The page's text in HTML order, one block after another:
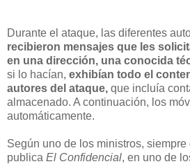
Durante el ataque, las diferentes
recibieron mensajes que les
en una dirección, una conocida
si lo hacían, exhibían todo el
autores del ataque, que incluía
almacenado. A continuación, los
automáticamente.
Según uno de los ministros,
publica El Confidencial, en uno de